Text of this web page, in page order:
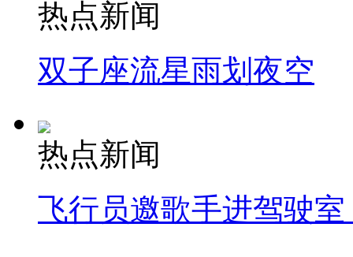
热点新闻
双子座流星雨划夜空
热点新闻
飞行员邀歌手进驾驶